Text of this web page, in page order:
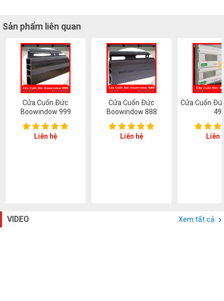
Sản phẩm liên quan
Cửa Cuốn Đức
Boowindow 999
Liên hệ
Cửa Cuốn Đức
Boowindow 888
Liên hệ
Cửa Cuốn
49
Liên
VIDEO Xem tất cả